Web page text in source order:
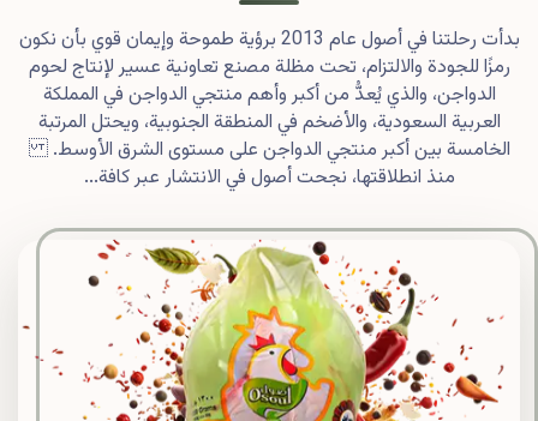
بدأت رحلتنا في أصول عام 2013 برؤية طموحة وإيمان قوي بأن نكون
رمزًا للجودة والالتزام، تحت مظلة مصنع تعاونية عسير لإنتاج لحوم
الدواجن، والذي يُعدُّ من أكبر وأهم منتجي الدواجن في المملكة
العربية السعودية، والأضخم في المنطقة الجنوبية، ويحتل المرتبة
الخامسة بين أكبر منتجي الدواجن على مستوى الشرق الأوسط.
منذ انطلاقتها، نجحت أصول في الانتشار عبر كافة...